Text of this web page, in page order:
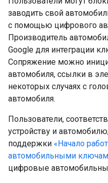
заводить свой
с помощью цифрового
Производитель
Google для интеграции
Сопряжение можно
автомобиля, ссылки в
некоторых случаях с
автомобиля.
Пользователи,
устройству и
поддержки «Начало
автомобильными
цифровые